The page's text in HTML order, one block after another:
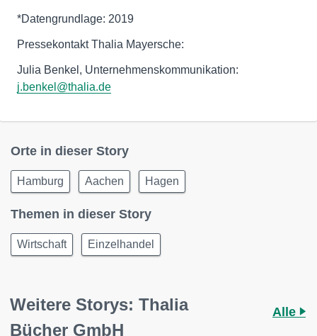
*Datengrundlage: 2019
Pressekontakt Thalia Mayersche:
Julia Benkel, Unternehmenskommunikation:
j.benkel@thalia.de
Orte in dieser Story
Hamburg Aachen Hagen
Themen in dieser Story
Wirtschaft Einzelhandel
Weitere Storys: Thalia
Bücher GmbH
Alle